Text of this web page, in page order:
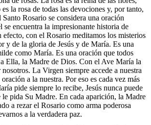
la rosa de todas las devociones y, por tanto,
Rosario se considera una oración
se encuentra la impresionante historia de
efecto, con el Rosario meditamos los misterios
y de la gloria de Jesús y de María. Es una
como María. Es una oración que todos
Ella, la Madre de Dios. Con el Ave María la
La Virgen siempre accede a nuestra
a la nuestra. Por eso es cada vez más
pide siempre lo recibe, Jesús nunca puede
pida Su Madre. En cada aparición, la Madre
a rezar el Rosario como arma poderosa
a la verdadera paz.